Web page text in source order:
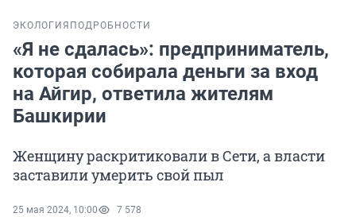
ЭКОЛОГИЯ ПОДРОБНОСТИ
«Я не сдалась»: предприниматель,
которая собирала деньги за вход
на Айгир, ответила жителям
Башкирии
Женщину раскритиковали в Сети, а власти
заставили умерить свой пыл
25 мая 2024, 10:00 7 578